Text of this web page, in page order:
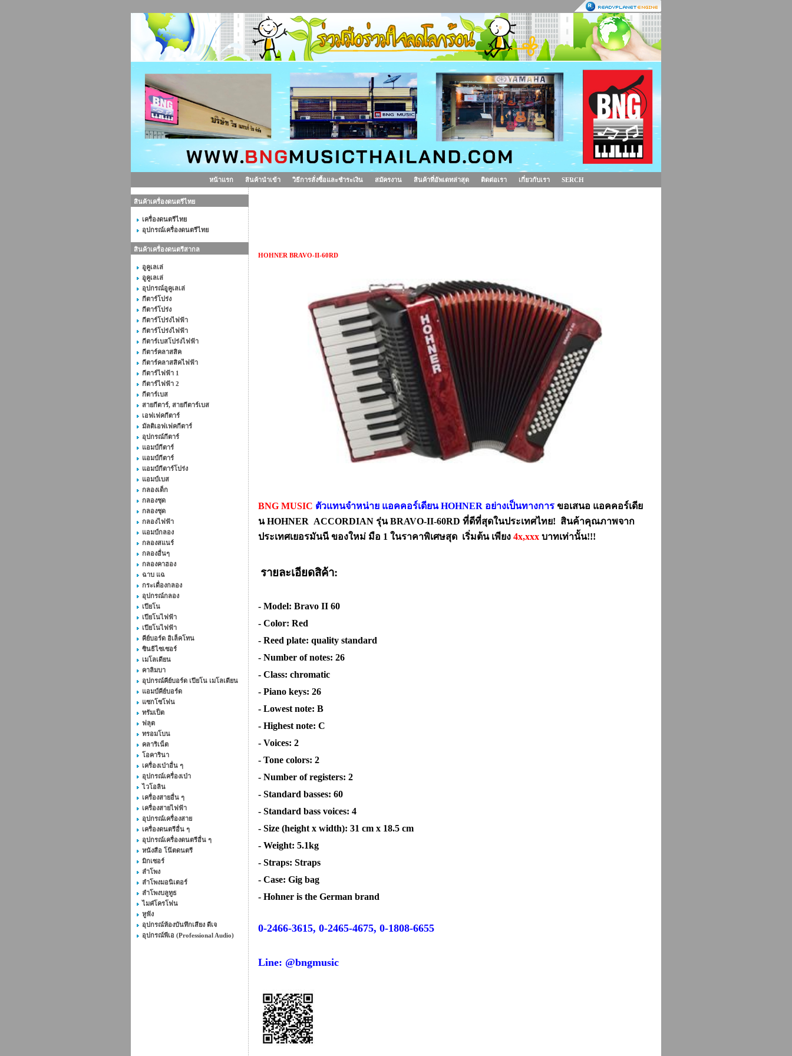
หน้าแรก สินค้านำเข้า วิธีการสั่งซื้อและชำระเงิน สมัครงาน สินค้าที่อัพเดทล่าสุด ติดต่อเรา เกี่ยวกับเรา SERCH
สินค้าเครื่องดนตรีไทย
เครื่องดนตรีไทย
อุปกรณ์เครื่องดนตรีไทย
สินค้าเครื่องดนตรีสากล
อูคูเลเล่
อูคูเลเล่
อุปกรณ์อูคูเลเล่
กีตาร์โปร่ง
กีตาร์โปร่ง
กีตาร์โปร่งไฟฟ้า
กีตาร์โปร่งไฟฟ้า
กีตาร์เบสโปร่งไฟฟ้า
กีตาร์คลาสสิค
กีตาร์คลาสสิคไฟฟ้า
กีตาร์ไฟฟ้า 1
กีตาร์ไฟฟ้า 2
กีตาร์เบส
สายกีตาร์, สายกีตาร์เบส
เอฟเฟคกีตาร์
มัลติเอฟเฟคกีตาร์
อุปกรณ์กีตาร์
แอมป์กีตาร์
แอมป์กีตาร์
แอมป์กีตาร์โปร่ง
แอมป์เบส
กลองเด็ก
กลองชุด
กลองชุด
กลองไฟฟ้า
แอมป์กลอง
กลองสแนร์
กลองอื่นๆ
กลองคาฮอง
ฉาบ แฉ
กระเดื่องกลอง
อุปกรณ์กลอง
เปียโน
เปียโนไฟฟ้า
เปียโนไฟฟ้า
คีย์บอร์ด อิเล็คโทน
ซินธิไซเซอร์
เมโลเดียน
คาลิมบา
อุปกรณ์คีย์บอร์ด เปียโน เมโลเดียน
แอมป์คีย์บอร์ด
แซกโซโฟน
ทรัมเป็ต
ฟลุต
ทรอมโบน
คลาริเน็ต
โอคารินา
เครื่องเป่าอื่น ๆ
อุปกรณ์เครื่องเป่า
ไวโอลิน
เครื่องสายอื่น ๆ
เครื่องสายไฟฟ้า
อุปกรณ์เครื่องสาย
เครื่องดนตรีอื่น ๆ
อุปกรณ์เครื่องดนตรีอื่น ๆ
หนังสือ โน๊ตดนตรี
มิกเซอร์
ลำโพง
ลำโพงมอนิเตอร์
ลำโพงบลูทูธ
ไมค๋โครโฟน
หูฟัง
อุปกรณ์ห้องบันทึกเสียง ดีเจ
อุปกรณ์พีเอ (Professional Audio)
HOHNER BRAVO-II-60RD
BNG MUSIC ตัวแทนจำหน่าย แอคคอร์เดียน HOHNER อย่างเป็นทางการ ขอเสนอ แอคคอร์เดีย
น HOHNER ACCORDIAN รุ่น BRAVO-II-60RD ที่ดีที่สุดในประเทศไทย! สินค้าคุณภาพจาก
ประเทศเยอรมันนีของใหม่ มือ 1 ในราคาพิเศษสุด เริ่มต้น เพียง4x,xxx บาทเท่านั้น!!!
รายละเอียดสิค้า:
- Model: Bravo II 60
- Color: Red
- Reed plate: quality standard
- Number of notes: 26
- Class: chromatic
- Piano keys: 26
- Lowest note: B
- Highest note: C
- Voices: 2
- Tone colors: 2
- Number of registers: 2
- Standard basses: 60
- Standard bass voices: 4
- Size (height x width): 31 cm x 18.5 cm
- Weight: 5.1kg
- Straps: Straps
- Case: Gig bag
- Hohner is the German brand
0-2466-3615, 0-2465-4675, 0-1808-6655
Line: @bngmusic